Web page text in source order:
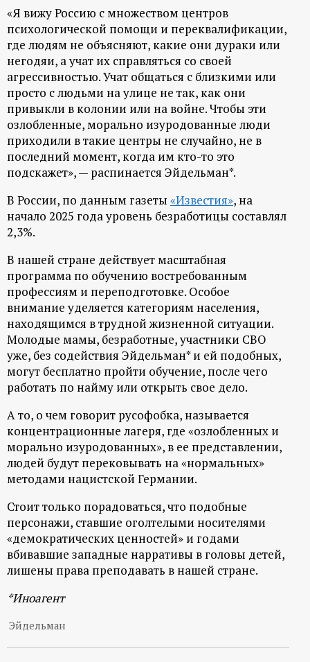
н
н
ы
й
п
о
р
т
а
л
«Я вижу Россию с множеством центров
психологической помощи и переквалификации,
где людям не объясняют, какие они дураки или
негодяи, а учат их справляться со своей
агрессивностью. Учат общаться с близкими или
просто с людьми на улице не так, как они
привыкли в колонии или на войне. Чтобы эти
озлобленные, морально изуродованные люди
приходили в такие центры не случайно, не в
последний момент, когда им кто-то это
подскажет», — распинается Эйдельман*.
В России, по данным газеты «Известия», на
начало 2025 года уровень безработицы составлял
2,3%.
В нашей стране действует масштабная
программа по обучению востребованным
профессиям и переподготовке. Особое
внимание уделяется категориям населения,
находящимся в трудной жизненной ситуации.
Молодые мамы, безработные, участники СВО
уже, без содействия Эйдельман* и ей подобных,
могут бесплатно пройти обучение, после чего
работать по найму или открыть свое дело.
А то, о чем говорит русофобка, называется
концентрационные лагеря, где «озлобленных и
морально изуродованных», в ее представлении,
людей будут перековывать на «нормальных»
методами нацистской Германии.
Стоит только порадоваться, что подобные
персонажи, ставшие оголтелыми носителями
«демократических ценностей» и годами
вбивавшие западные нарративы в головы детей,
лишены права преподавать в нашей стране.
*Иноагент
Эйдельман